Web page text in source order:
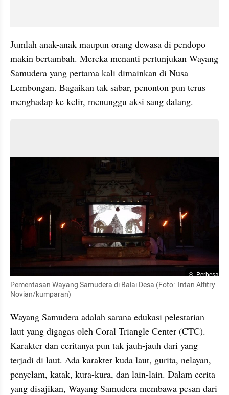
Jumlah anak-anak maupun orang dewasa di pendopo
makin bertambah. Mereka menanti pertunjukan Wayang
Samudera yang pertama kali dimainkan di Nusa
Lembongan. Bagaikan tak sabar, penonton pun terus
menghadap ke kelir, menunggu aksi sang dalang.
Perbesar
Pementasan Wayang Samudera di Balai Desa (Foto:  Intan Alfitry
Novian/kumparan)
Wayang Samudera adalah sarana edukasi pelestarian
laut yang digagas oleh Coral Triangle Center (CTC).
Karakter dan ceritanya pun tak jauh-jauh dari yang
terjadi di laut. Ada karakter kuda laut, gurita, nelayan,
penyelam, katak, kura-kura, dan lain-lain. Dalam cerita
yang disajikan, Wayang Samudera membawa pesan dari